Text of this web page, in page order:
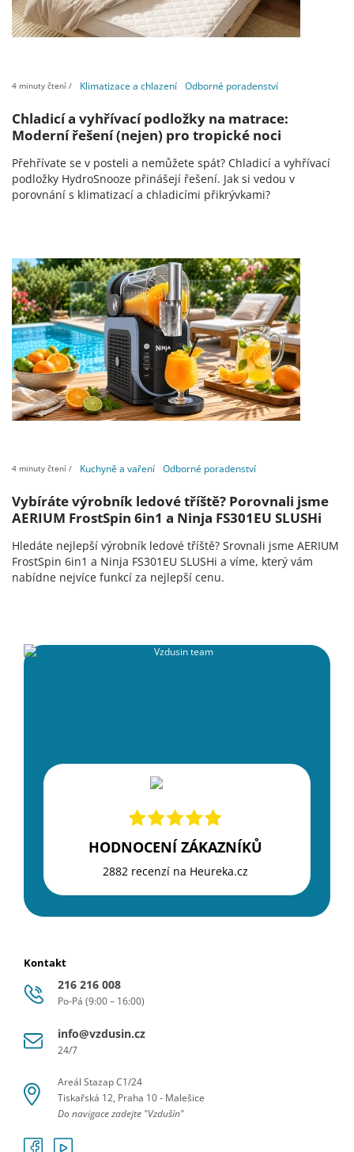
4 minuty čtení / Klimatizace a chlazení Odborné poradenství
Chladicí a vyhřívací podložky na matrace:
Moderní řešení (nejen) pro tropické noci
Přehřívate se v posteli a nemůžete spát? Chladicí a vyhřívací
podložky HydroSnooze přinášejí řešení. Jak si vedou v
porovnání s klimatizací a chladicími přikrývkami?
4 minuty čtení / Kuchyně a vaření Odborné poradenství
Vybíráte výrobník ledové tříště? Porovnali jsme
AERIUM FrostSpin 6in1 a Ninja FS301EU SLUSHi
Hledáte nejlepší výrobník ledové tříště? Srovnali jsme AERIUM
FrostSpin 6in1 a Ninja FS301EU SLUSHi a víme, který vám
nabídne nejvíce funkcí za nejlepší cenu.
HODNOCENÍ ZÁKAZNÍKŮ
2882 recenzí na Heureka.cz
Kontakt
216 216 008
Po-Pá (9:00 – 16:00)
info@vzdusin.cz
24/7
Areál Stazap C1/24
Tiskařská 12, Praha 10 - Malešice
Do navigace zadejte "Vzdušín"